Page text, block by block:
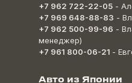
Авто из Японии
+7 962 722-22-05 -
+7 969 648-88-83 -
+7 962 500-99-96 -
менеджер)
+7 961 800-06-21 -